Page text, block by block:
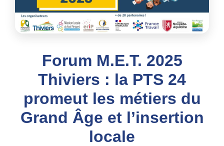
Forum M.E.T. 2025
Thiviers : la PTS 24
promeut les métiers du
Grand Âge et l’insertion
locale